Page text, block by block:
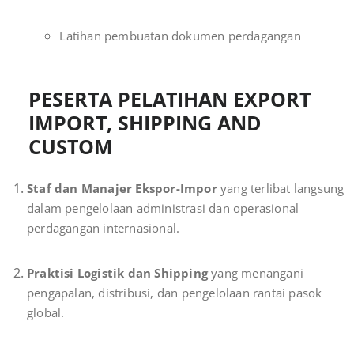
Latihan pembuatan dokumen perdagangan
PESERTA PELATIHAN EXPORT
IMPORT, SHIPPING AND
CUSTOM
Staf dan Manajer Ekspor-Imporyang terlibat langsung
dalam pengelolaan administrasi dan operasional
perdagangan internasional.
Praktisi Logistik dan Shippingyang menangani
pengapalan, distribusi, dan pengelolaan rantai pasok
global.